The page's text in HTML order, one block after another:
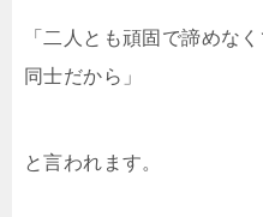
「二人とも頑固で諦めな
同士だから」
と言われます。